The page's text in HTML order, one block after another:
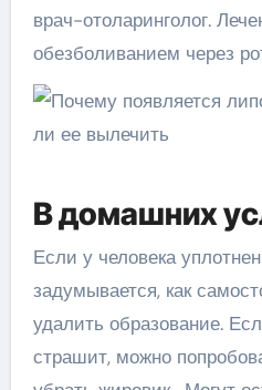
врач-отоларинголог.
обезболиванием через
В домашних
Если у человека
задумывается, как
удалить образование.
страшит, можно